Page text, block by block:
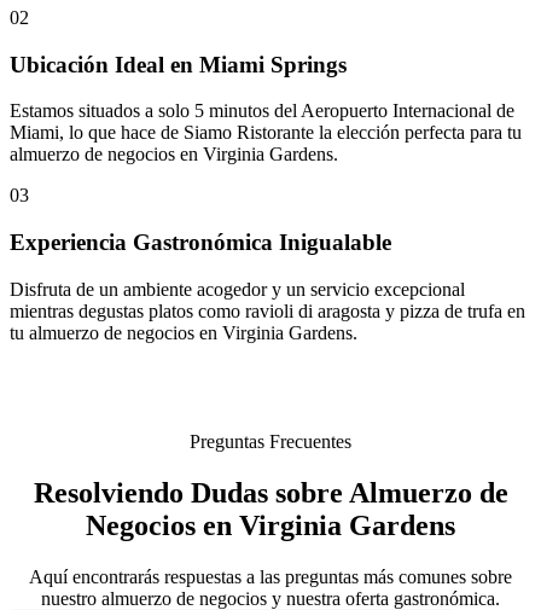
02
Ubicación Ideal en Miami Springs
Estamos situados a solo 5 minutos del Aeropuerto Internacional de
Miami, lo que hace de Siamo Ristorante la elección perfecta para tu
almuerzo de negocios en Virginia Gardens.
03
Experiencia Gastronómica Inigualable
Disfruta de un ambiente acogedor y un servicio excepcional
mientras degustas platos como ravioli di aragosta y pizza de trufa en
tu almuerzo de negocios en Virginia Gardens.
Preguntas Frecuentes
Resolviendo Dudas sobre Almuerzo de
Negocios en Virginia Gardens
Aquí encontrarás respuestas a las preguntas más comunes sobre
nuestro almuerzo de negocios y nuestra oferta gastronómica.